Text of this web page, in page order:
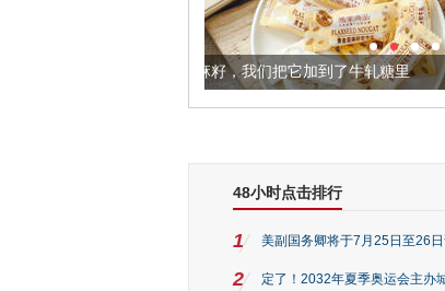
康的黄金亚麻籽，我们把它加到了牛轧糖里 被列入
48小时点击排行
1 美副国务卿将于7月25日至26
2 定了！2032年夏季奥运会主办